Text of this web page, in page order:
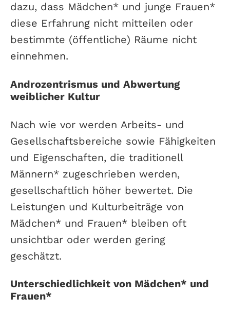
dazu, dass Mädchen* und junge Frauen*
diese Erfahrung nicht mitteilen oder
bestimmte (öffentliche) Räume nicht
einnehmen.
Androzentrismus und Abwertung
weiblicher Kultur
Nach wie vor werden Arbeits- und
Gesellschaftsbereiche sowie Fähigkeiten
und Eigenschaften, die traditionell
Männern* zugeschrieben werden,
gesellschaftlich höher bewertet. Die
Leistungen und Kulturbeiträge von
Mädchen* und Frauen* bleiben oft
unsichtbar oder werden gering
geschätzt.
Unterschiedlichkeit von Mädchen* und
Frauen*